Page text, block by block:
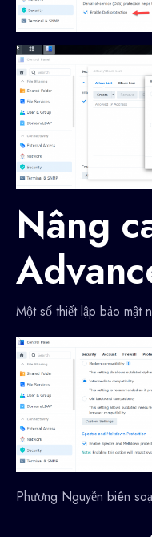
Nâng
Một số thiết lập bảo mật
Phương Nguyễn biên